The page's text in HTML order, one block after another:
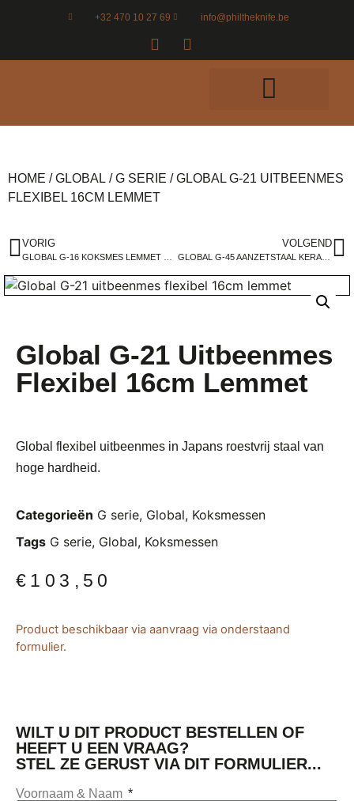
+32 470 10 27 69 info@philtheknife.be
HOME /GLOBAL /G SERIE / GLOBAL G-21 UITBEENMES
FLEXIBEL 16CM LEMMET
VORIG VOLGEND
GLOBAL G-45 AANZETSTAAL KERAMISCH 24CM
Global G-21 Uitbeenmes
Flexibel 16cm Lemmet
Global flexibel uitbeenmes in Japans roestvrij staal van
hoge hardheid.
Categorieën G serie, Global, Koksmessen
Tags G serie, Global, Koksmessen
€ 103,50
Product beschikbaar via aanvraag via onderstaand
formulier.
WILT U DIT PRODUCT BESTELLEN OF
HEEFT U EEN VRAAG?
STEL ZE GERUST VIA DIT FORMULIER...
Voornaam & Naam